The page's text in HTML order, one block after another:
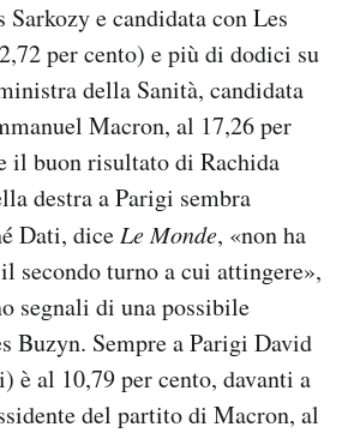
e candidata con Les
per cento) e più di dodici su
della Sanità, candidata
Macron, al 17,26 per
il buon risultato di Rachida
destra a Parigi sembra
Dati, diceLe Monde, «non ha
secondo turno a cui attingere»,
segnali di una possibile
Buzyn. Sempre a Parigi David
è al 10,79 per cento, davanti a
del partito di Macron, al